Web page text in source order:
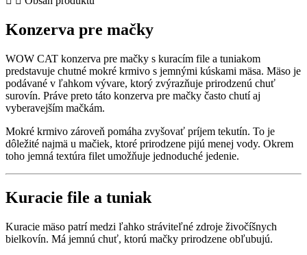
quantity
Konzerva pre mačky
WOW CAT konzerva pre mačky s kuracím file a tuniakom
predstavuje chutné mokré krmivo s jemnými kúskami mäsa. Mäso je
podávané v ľahkom vývare, ktorý zvýrazňuje prirodzenú chuť
surovín. Práve preto táto konzerva pre mačky často chutí aj
vyberavejším mačkám.
Mokré krmivo zároveň pomáha zvyšovať príjem tekutín. To je
dôležité najmä u mačiek, ktoré prirodzene pijú menej vody. Okrem
toho jemná textúra filet umožňuje jednoduché jedenie.
Kuracie file a tuniak
Kuracie mäso patrí medzi ľahko stráviteľné zdroje živočíšnych
bielkovín. Má jemnú chuť, ktorú mačky prirodzene obľubujú.